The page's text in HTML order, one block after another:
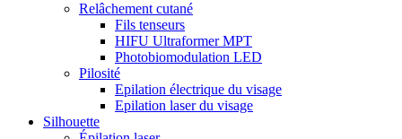
Relâchement cutané
Fils tenseurs
HIFU Ultraformer MPT
Photobiomodulation LED
Pilosité
Epilation électrique du visage
Epilation laser du visage
Silhouette